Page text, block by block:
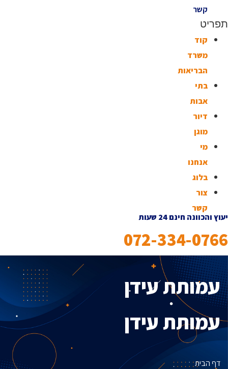
קשר
תפריט
קוד
משרד
הבריאות
בתי
אבות
דיור
מוגן
מי
אנחנו
בלוג
צור
קשר
יעוץ והכוונה חינם 24 שעות
072-334-0766
עמותת עידן
עמותת עידן
דף הבית